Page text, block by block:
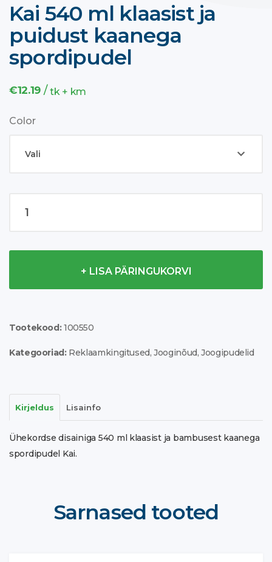
Kai 540 ml klaasist ja
puidust kaanega
spordipudel
€12.19 / tk + km
Color
glass
lid
+ LISA PÄRINGUKORVI
Tootekood: 100550
Kategooriad: Reklaamkingitused,Jooginõud,Joogipudelid
Kirjeldus Lisainfo
Ühekordse disainiga 540 ml klaasist ja bambusest kaanega
spordipudel Kai.
Sarnased tooted